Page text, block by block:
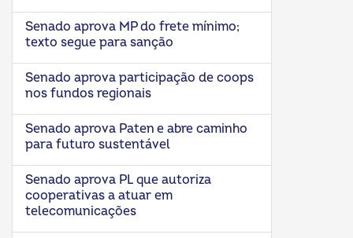
Senado aprova MP do frete mínimo;
texto segue para sanção
Senado aprova participação de coops
nos fundos regionais
Senado aprova Paten e abre caminho
para futuro sustentável
Senado aprova PL que autoriza
cooperativas a atuar em
telecomunicações